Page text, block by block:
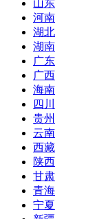
山东
河南
湖北
湖南
广东
广西
海南
四川
贵州
云南
西藏
陕西
甘肃
青海
宁夏